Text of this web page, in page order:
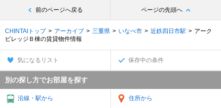
前のページへ戻る ページの先頭へ
CHINTAIトップ アーカイブ 三重県 いなべ市 近鉄四日市駅
アーク
ビレッジＢ棟の賃貸物件情報
気になるリスト 保存中の条件
別の探し方でお部屋を探す
沿線・駅から 住所から